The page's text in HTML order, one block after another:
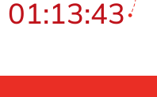
01:13:42